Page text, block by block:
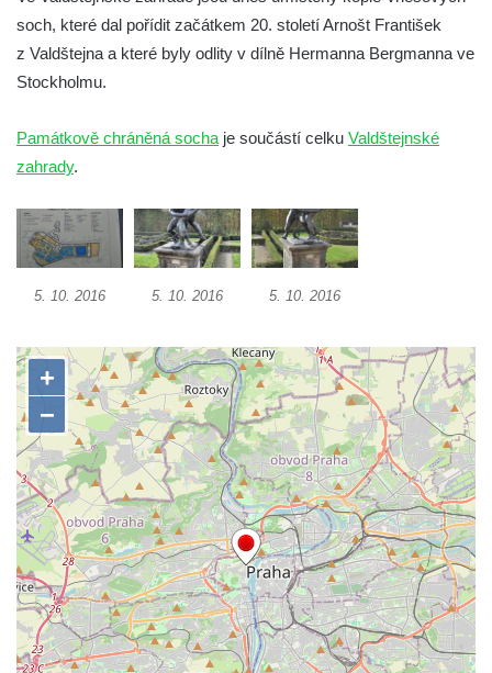
Socha Rys číhající na srnu v ZOO Hluboká
Socha Orlice v ZOO Hluboká
Socha Tygr v ZOO Hluboká
Socha Housenka v ZOO Hluboká
Socha Nosorožík v ZOO Hluboká
Socha Rosomák v ZOO Hluboká
Socha Vážka v ZOO Hluboká
Socha Volavka v ZOO Hluboká
Flamingo trůn v ZOO Hluboká
Lavička Kůň Převalského v ZOO Hluboká
Lysá nad Labem, barokní město Šporkovo
Socha Opičákovník v ZOO Hluboká
Socha Roháč v ZOO Hluboká
Socha Mystik v ZOO Hluboká
Reliéf Rodina a práce na budově záložny
čp. 69/1 v Českých Budějovicích
soch, které dal pořídit začátkem 20. století Arnošt František
z Valdštejna a které byly odlity v dílně Hermanna Bergmanna ve
Stockholmu.
Památkově chráněná socha je součástí celku Valdštejnské
zahrady.
5. 10. 2016 5. 10. 2016 5. 10. 2016